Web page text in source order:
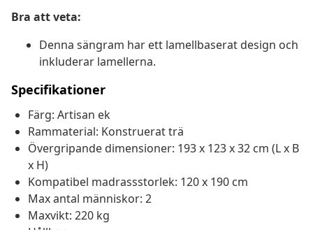
Bra att veta:
Denna sängram har ett lamellbaserat design och
inkluderar lamellerna.
Specifikationer
Färg: Artisan ek
Rammaterial: Konstruerat trä
Övergripande dimensioner: 193 x 123 x 32 cm (L x B
x H)
Kompatibel madrassstorlek: 120 x 190 cm
Max antal människor: 2
Maxvikt: 220 kg